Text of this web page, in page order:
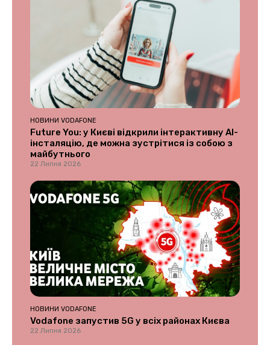
НОВИНИ VODAFONE
Future You: у Києві відкрили інтерактивну AI-
інсталяцію, де можна зустрітися із собою з
майбутнього
22 Липня 2026
НОВИНИ VODAFONE
Vodafone запустив 5G у всіх районах Києва
22 Липня 2026